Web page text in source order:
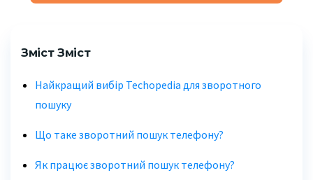
Зміст Зміст
Найкращий вибір Techopedia для зворотного
пошуку
Що таке зворотний пошук телефону?
Як працює зворотний пошук телефону?